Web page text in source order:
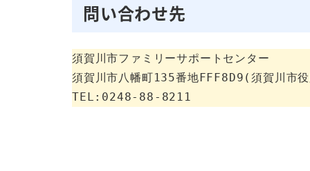
問い合わせ先
須賀川市ファミリーサポートセンター
須賀川市八幡町135番地FFF8D9(須賀川市
TEL:0248-88-8211